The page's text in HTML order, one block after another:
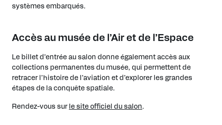
systèmes embarqués.
Accès au musée de l’Air et de l’Espace
Le billet d’entrée au salon donne également accès aux
collections permanentes du musée, qui permettent de
retracer l’histoire de l’aviation et d’explorer les grandes
étapes de la conquête spatiale.
Rendez-vous sur le site officiel du salon.